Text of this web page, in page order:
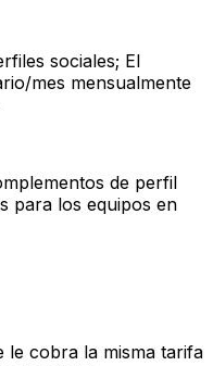
sociales; El
mes mensualmente
de perfil
para los equipos en
le cobra la misma tarifa